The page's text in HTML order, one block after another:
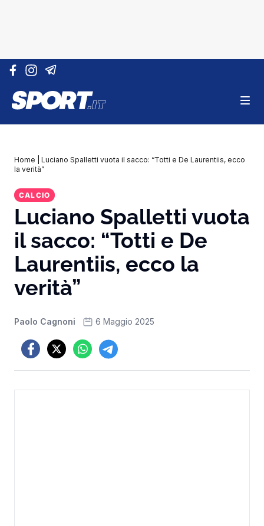
Vai al contenuto
Home
Luciano Spalletti vuota il sacco: “Totti e De Laurentiis, ecco
la verità”
CALCIO
Luciano Spalletti vuota
il sacco: “Totti e De
Laurentiis, ecco la
verità”
Paolo Cagnoni 6 Maggio 2025